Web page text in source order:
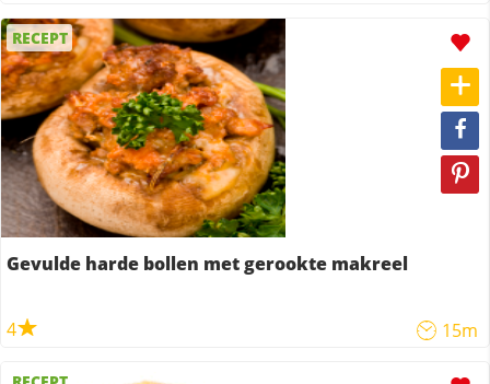
RECEPT
Gevulde harde bollen met gerookte makreel
4 15m